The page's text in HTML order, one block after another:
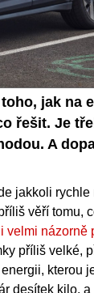
jak na
řešit. Je
A
jakkoli
věří tomu,
velmi názorně
příliš velké,
kterou
desítek kilo,